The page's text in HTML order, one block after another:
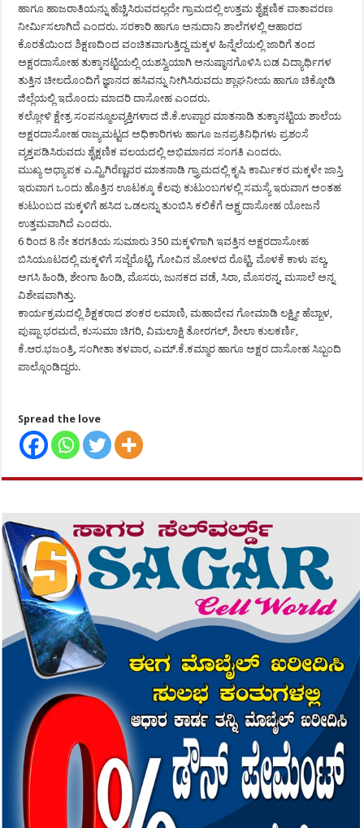
ಹಾಗೂ ಹಾಜರಾತಿಯನ್ನು ಹೆಚ್ಚಿಸಿರುವದಲ್ಲದೇ ಗ್ರಾಮದಲ್ಲಿ ಉತ್ತಮ ಶೈಕ್ಷಣಿಕ ವಾತಾವರಣ
ನೀರ್ಮಿಸಲಾಗಿದೆ ಎಂದರು. ಸರಕಾರಿ ಹಾಗೂ ಅನುದಾನಿ ಶಾಲೆಗಳಲ್ಲಿ ಆಹಾರದ
ಕೊರತೆಯಿಂದ ಶಿಕ್ಷಣದಿಂದ ವಂಚಿತವಾಗುತ್ತಿದ್ದ ಮಕ್ಕಳ ಹಿನ್ನೆಲೆಯಲ್ಲಿ ಜಾರಿಗೆ ತಂದ
ಅಕ್ಷರದಾಸೋಹ ತುಕ್ಕಾನಟ್ಟಿಯಲ್ಲಿ ಯಶಸ್ವಿಯಾಗಿ ಅನುಷ್ಠಾನಗೊಳಿಸಿ ಬಡ ವಿದ್ಯಾರ್ಥಿಗಳ
ತುತ್ತಿನ ಚೀಲದೊಂದಿಗೆ ಜ್ಞಾನದ ಹಸಿವನ್ನು ನೀಗಿಸಿರುವದು ಶ್ಲಾಘನೀಯ ಹಾಗೂ ಚಿಕ್ಕೋಡಿ
ಜಿಲ್ಲೆಯಲ್ಲಿ ಇದೊಂದು ಮಾದರಿ ದಾಸೋಹ ಎಂದರು.
ಕಲ್ಲೋಳಿ ಕ್ಷೇತ್ರ ಸಂಪನ್ಮೂಲವ್ಯಕ್ತಿಗಳಾದ ಜಿ.ಕೆ.ಉಪ್ಪಾರ ಮಾತನಾಡಿ ತುಕ್ಕಾನಟ್ಟಿಯ ಶಾಲೆಯ
ಅಕ್ಷರದಾಸೋಹ ರಾಜ್ಯಮಟ್ಟದ ಅಧಿಕಾರಿಗಳು ಹಾಗೂ ಜನಪ್ರತಿನಿಧಿಗಳು ಪ್ರಶಂಸೆ
ವ್ಯಕ್ತಪಡಿಸಿರುವದು ಶೈಕ್ಷಣಿಕ ವಲಯದಲ್ಲಿ ಅಭಿಮಾನದ ಸಂಗತಿ ಎಂದರು.
ಮುಖ್ಯ ಅಧ್ಯಾಪಕ ಎ.ವ್ಹಿ.ಗಿರೆಣ್ಣವರ ಮಾತನಾಡಿ ಗ್ರ್ರಾಮದಲ್ಲಿ ಕೃಷಿ ಕಾರ್ಮಿಕರ ಮಕ್ಕಳೇ ಜಾಸ್ತಿ
ಇರುವಾಗ ಒಂದು ಹೊತ್ತಿನ ಊಟಕ್ಕೂ ಕೆಲವು ಕುಟುಂಬಗಳಲ್ಲಿ ಸಮಸ್ಯೆ ಇರುವಾಗ ಅಂತಹ
ಕುಟುಂಬದ ಮಕ್ಕಳಿಗೆ ಹಸಿದ ಒಡಲನ್ನು ತುಂಬಿಸಿ ಕಲಿಕೆಗೆ ಅಕ್ಷ್ರದಾಸೋಹ ಯೋಜನೆ
ಉತ್ತಮವಾಗಿದೆ ಎಂದರು.
6 ರಿಂದ 8 ನೇ ತರಗತಿಯ ಸುಮಾರು 350 ಮಕ್ಕಳಿಗಾಗಿ ಇವತ್ತಿನ ಅಕ್ಷರದಾಸೋಹ
ಬಿಸಿಯೂಟದಲ್ಲಿ ಮಕ್ಕಳಿಗೆ ಸಜ್ಜೆರೊಟ್ಟಿ, ಗೋವಿನ ಜೋಳದ ರೊಟ್ಟಿ, ಮೊಳಕೆ ಕಾಳು ಪಲ್ಯ,
ಅಗಸಿ ಹಿಂಡಿ, ಶೇಂಗಾ ಹಿಂಡಿ, ಮೊಸರು, ಜುನಕದ ವಡೆ, ಸಿರಾ, ಮೊಸರನ್ನ, ಮಸಾಲೆ ಅನ್ನ
ವಿಶೇಷವಾಗಿತ್ತು.
ಕಾರ್ಯಕ್ರಮದಲ್ಲಿ ಶಿಕ್ಷಕರಾದ ಶಂಕರ ಲಮಾಣಿ, ಮಹಾದೇವ ಗೋಮಾಡಿ ಲಕ್ಷ್ಮೀ ಹೆಬ್ಬಾಳ,
ಪುಷ್ಪಾ ಭರಮದೆ, ಕುಸುಮಾ ಚಿಗರಿ, ವಿಮಲಾಕ್ಷಿ ತೋರಗಲ್, ಶೀಲಾ ಕುಲಕರ್ಣಿ,
ಕೆ.ಆರ.ಭಜಂತ್ರಿ, ಸಂಗೀತಾ ತಳವಾರ, ಎಮ್.ಕೆ.ಕಮ್ಮಾರ ಹಾಗೂ ಅಕ್ಷರ ದಾಸೋಹ ಸಿಬ್ಬಂದಿ
ಪಾಲ್ಗೊಂಡಿದ್ದರು.
Spread the love